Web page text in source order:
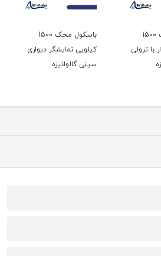
باسکول محک 1500
با ترولی
باسکول محک 1500
کیلویی نمایشگر دیواری
سینی گالوانیزه